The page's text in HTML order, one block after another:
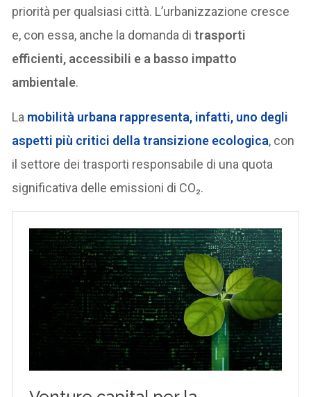
priorità per qualsiasi città. L’urbanizzazione cresce
e, con essa, anche la domanda ditrasporti
efficienti, accessibili e a basso impatto
ambientale.
La mobilità urbana rappresenta, infatti, uno degli
aspetti più critici della transizione ecologica, con
il settore dei trasporti responsabile di una quota
significativa delle emissioni di CO₂.